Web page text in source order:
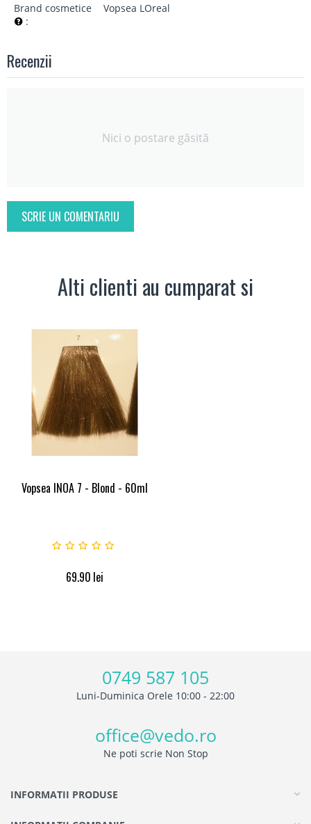
Brand cosmetice
:
Vopsea LOreal
Recenzii
Nici o postare găsită
SCRIE UN COMENTARIU
Alti clienti au cumparat si
Vopsea INOA 7 - Blond - 60ml
69.90 lei
0749 587 105
Luni-Duminica Orele 10:00 - 22:00
office@vedo.ro
Ne poti scrie Non Stop
INFORMATII PRODUSE